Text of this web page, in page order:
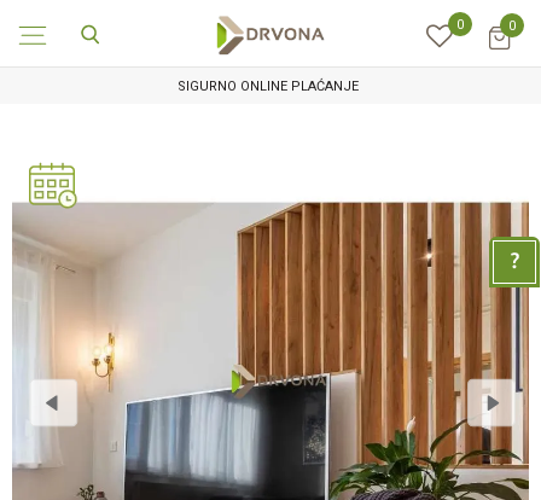
0 0
SIGURNO ONLINE PLAĆANJE